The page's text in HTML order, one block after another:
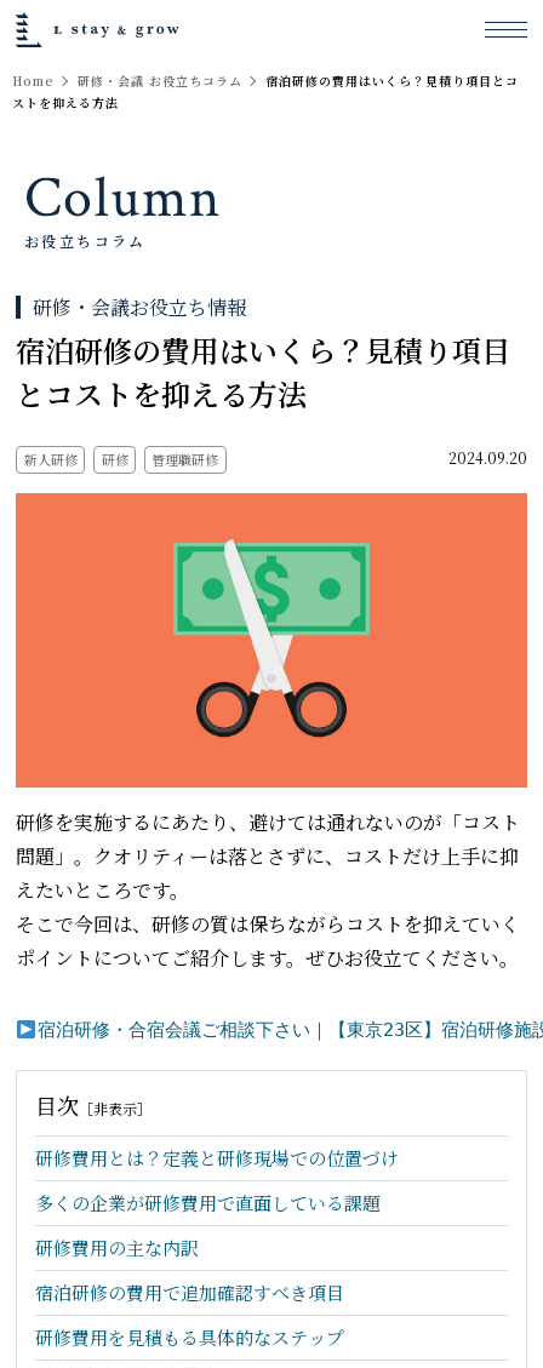
Home 研修・会議 お役立ちコラム
宿泊研修の費用はいくら？見積り項目とコ
ストを抑える方法
Column
お役立ちコラム
研修・会議お役立ち情報
宿泊研修の費用はいくら？見積り項目
とコストを抑える方法
新人研修 研修 管理職研修 2024.09.20
研修を実施するにあたり、避けては通れないのが「コスト
問題」。クオリティーは落とさずに、コストだけ上手に抑
えたいところです。
そこで今回は、研修の質は保ちながらコストを抑えていく
ポイントについてご紹介します。ぜひお役立てください。
宿泊研修・合宿会議ご相談下さい｜【東京23区】宿泊研
目次 ［非表示］
研修費用とは？定義と研修現場での位置づけ
多くの企業が研修費用で直面している課題
研修費用の主な内訳
宿泊研修の費用で追加確認すべき項目
研修費用を見積もる具体的なステップ